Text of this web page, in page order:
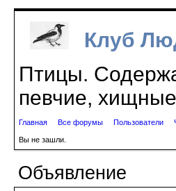
Клуб
Птицы.
певчие,
Главная Все форумы Пользователи
Вы не зашли.
Объявление